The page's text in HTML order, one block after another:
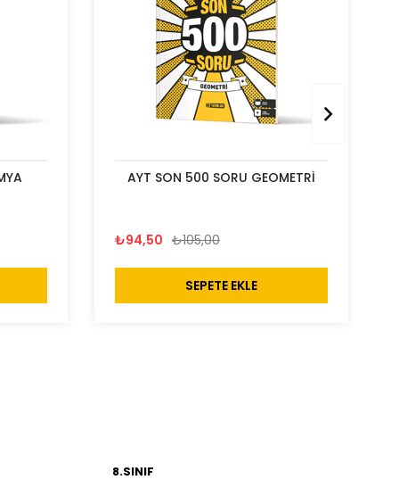
AYT SON 500 SORU GEOMETRİ
₺94,50 ₺105,00
SEPETE EKLE
8.SINIF